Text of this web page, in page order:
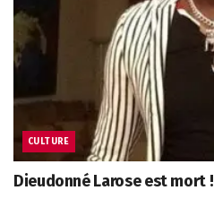
CULTURE
Dieudonné Larose est mort !